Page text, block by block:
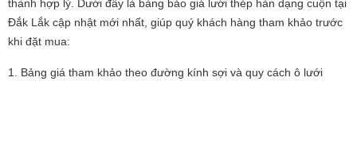
thành hợp lý. Dưới đây là bảng báo giá lưới thép hàn dạng cuộn tại
Đắk Lắk cập nhật mới nhất, giúp quý khách hàng tham khảo trước
khi đặt mua:
1. Bảng giá tham khảo theo đường kính sợi và quy cách ô lưới